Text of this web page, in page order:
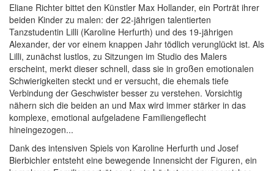
Eliane Richter bittet den Künstler Max Hollander, ein Porträt ihrer
beiden Kinder zu malen: der 22-jährigen talentierten
Tanzstudentin Lilli (Karoline Herfurth) und des 19-jährigen
Alexander, der vor einem knappen Jahr tödlich verunglückt ist. Als
Lilli, zunächst lustlos, zu Sitzungen im Studio des Malers
erscheint, merkt dieser schnell, dass sie in großen emotionalen
Schwierigkeiten steckt und er versucht, die ehemals tiefe
Verbindung der Geschwister besser zu verstehen. Vorsichtig
nähern sich die beiden an und Max wird immer stärker in das
komplexe, emotional aufgeladene Familiengeflecht
hineingezogen...
Dank des intensiven Spiels von Karoline Herfurth und Josef
Bierbichler entsteht eine bewegende Innensicht der Figuren, ein